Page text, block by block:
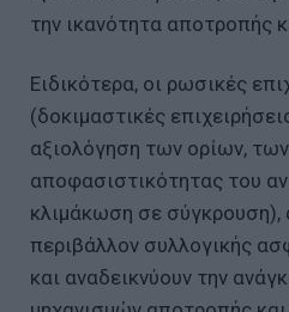
την ικανότητα αποτροπής
Ειδικότερα, οι ρωσικές
(δοκιμαστικές
αξιολόγηση των ορίων,
αποφασιστικότητας του
κλιμάκωση σε σύγκρουση),
περιβάλλον συλλογικής
και αναδεικνύουν την